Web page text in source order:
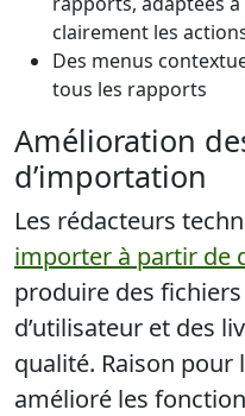
clairement les
Des menus
tous les rapports
Amélioration
d’importation
Les rédacteurs
importer à partir de
produire des fichiers
d’utilisateur et des
qualité. Raison pour
amélioré les